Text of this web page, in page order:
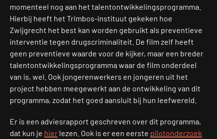
momenteel nog aan het talentontwikkelingsprogramma.
Hierbij heeft het Trimbos-instituut gekeken hoe
Zwijgrecht het best kan worden gebruikt als preventieve
interventie tegen drugscriminaliteit. De film zelf heeft
geen preventieve waarde voor de kijker, maar een breder
talentontwikkelingsprogramma waar de film onderdeel
van is, wel. Ook jongerenwerkers en jongeren uit het
project hebben meegewerkt aan de ontwikkeling van dit
programma, zodat het goed aansluit bij hun leefwereld.
Er is een adviesrapport geschreven over dit programma,
dat kun je hier lezen. Ook is er een eerste pilotonderzoek